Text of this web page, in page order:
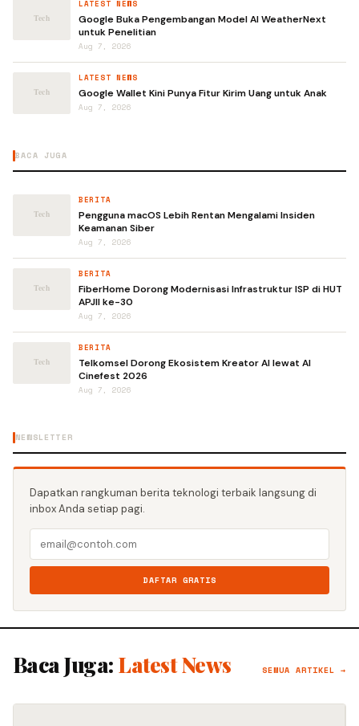
LATEST NEWS
Google Buka Pengembangan Model AI WeatherNext
untuk Penelitian
Aug 7, 2026
LATEST NEWS
Google Wallet Kini Punya Fitur Kirim Uang untuk Anak
Aug 7, 2026
BACA JUGA
BERITA
Pengguna macOS Lebih Rentan Mengalami Insiden
Keamanan Siber
Aug 7, 2026
BERITA
FiberHome Dorong Modernisasi Infrastruktur ISP di HUT
APJII ke-30
Aug 7, 2026
BERITA
Telkomsel Dorong Ekosistem Kreator AI lewat AI
Cinefest 2026
Aug 7, 2026
NEWSLETTER
Dapatkan rangkuman berita teknologi terbaik langsung di
inbox Anda setiap pagi.
DAFTAR GRATIS
Baca Juga: Latest News SEMUA ARTIKEL →